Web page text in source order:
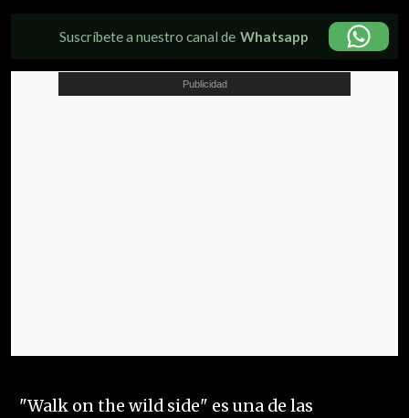
Suscríbete a nuestro canal de Whatsapp
"Walk on the wild side" es una de las